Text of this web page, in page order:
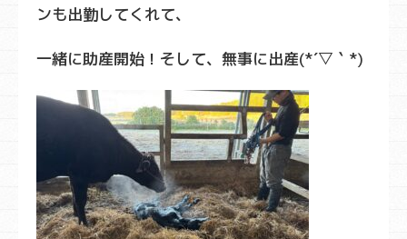
ンも出勤してくれて、
一緒に助産開始！そして、無事に出産(*´▽｀*)